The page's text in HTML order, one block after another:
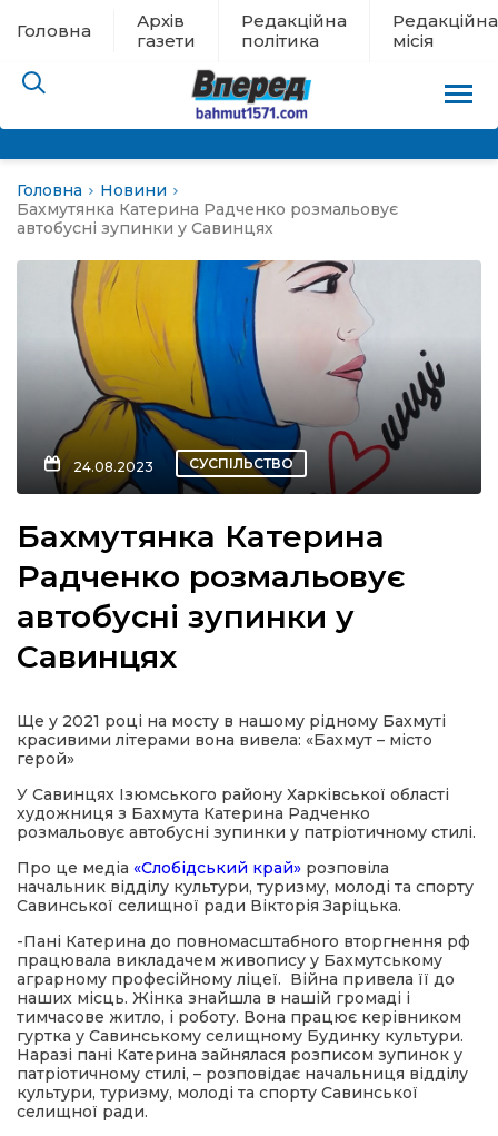
Головна
Архів
газети
Редакційна
політика
Редакційна
місія
евакуації
новини
політика
місія
Головна
Новини
Бахмутянка Катерина Радченко розмальовує
автобусні зупинки у Савинцях
24.08.2023 СУСПІЛЬСТВО
Бахмутянка Катерина
Радченко розмальовує
автобусні зупинки у
Савинцях
Ще у 2021 році на мосту в нашому рідному Бахмуті
красивими літерами вона вивела: «Бахмут – місто
герой»
У Савинцях Ізюмського району Харківської області
художниця з Бахмута Катерина Радченко
розмальовує автобусні зупинки у патріотичному стилі.
Про це медіа «Слобідський край» розповіла
начальник відділу культури, туризму, молоді та спорту
Савинської селищної ради Вікторія Заріцька.
-Пані Катерина до повномасштабного вторгнення рф
працювала викладачем живопису у Бахмутському
аграрному професійному ліцеї. Війна привела її до
наших місць. Жінка знайшла в нашій громаді і
тимчасове житло, і роботу. Вона працює керівником
гуртка у Савинському селищному Будинку культури.
Наразі пані Катерина зайнялася розписом зупинок у
патріотичному стилі, – розповідає начальниця відділу
культури, туризму, молоді та спорту Савинської
селищної ради.